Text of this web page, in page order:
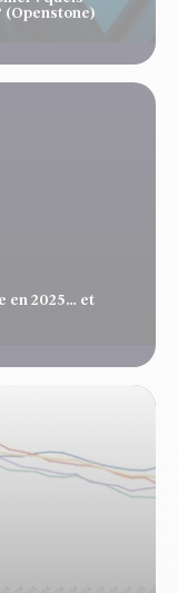
(Openstone)
en 2025… et